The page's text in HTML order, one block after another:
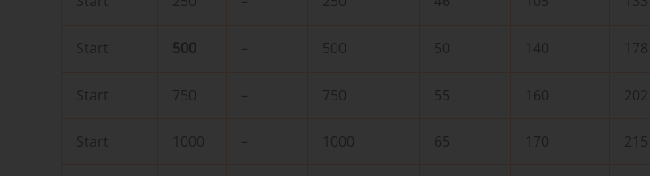
Start 500 – 500 50 140 178
Start 750 – 750 55 160 202
Start 1000 – 1000 65 170 215